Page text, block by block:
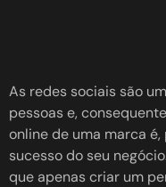
As redes sociais são
pessoas e,
online de uma marca
sucesso do seu
que apenas criar um